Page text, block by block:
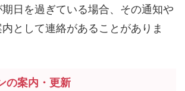
日を過ぎている場合、その通知や
として連絡があることがありま
の案内・更新